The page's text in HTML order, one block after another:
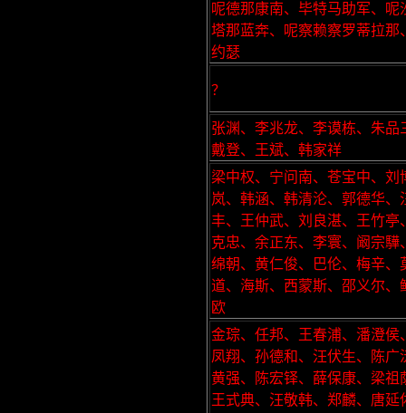
呢德那康南、毕特马助军、呢
塔那蓝奔、呢察赖察罗蒂拉那
约瑟
？
张渊、李兆龙、李谟栋、朱品
戴登、王斌、韩家祥
梁中权、宁问南、苍宝中、刘
岚、韩涵、韩清沦、郭德华、
丰、王仲武、刘良湛、王竹亭
克忠、余正东、李寰、阚宗驊
绵朝、黄仁俊、巴伦、梅辛、
道、海斯、西蒙斯、邵义尔、
欧
金琮、任邦、王春浦、潘澄侯
凤翔、孙德和、汪伏生、陈广
黄强、陈宏铎、薛保康、梁祖
王式典、汪敬韩、郑麟、唐延